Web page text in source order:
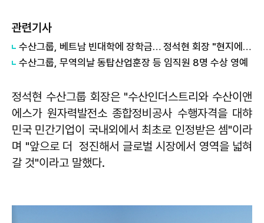
관련기사
수산그룹, 베트남 빈대학에 장학금… 정석현 회장 "현지에서 번 돈, 다시 돌려줘야"
수산그룹, 무역의날 동탑산업훈장 등 임직원 8명 수상 영예
정석현 수산그룹 회장은 "수산인더스트리와 수산이앤
에스가 원자력발전소 종합정비공사 수행자격을 대햐
민국 민간기업이 국내외에서 최초로 인정받은 셈"이라
며 "앞으로 더 정진해서 글로벌 시장에서 영역을 넓혀
갈 것"이라고 말했다.